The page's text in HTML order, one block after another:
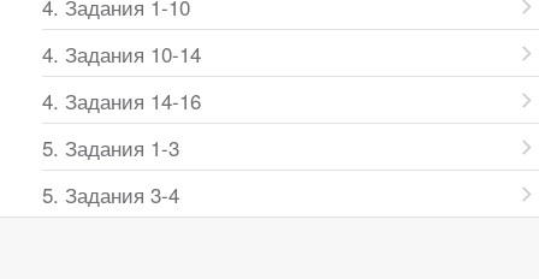
4. Задания 1-10
4. Задания 10-14
4. Задания 14-16
5. Задания 1-3
5. Задания 3-4